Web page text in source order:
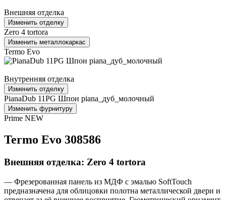
Внешняя отделка
Изменить отделку
Zero 4 tortora
Изменить металлокаркас
Termo Evo
Внутренняя отделка
Изменить отделку
PianaDub 11PG Шпон piana_дуб_молочный
Изменить фурнитуру
Prime NEW
Termo Evo 308586
Внешняя отделка: Zero 4 tortora
— Фрезерованная панель из МДФ с эмалью SoftTouch
предназначена для облицовки полотна металлической двери и